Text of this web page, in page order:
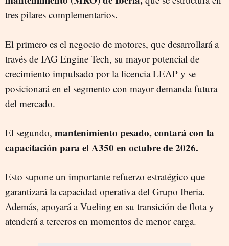
tres pilares complementarios.
El primero es el negocio de motores, que desarrollará a
través de IAG Engine Tech, su mayor potencial de
crecimiento impulsado por la licencia LEAP y se
posicionará en el segmento con mayor demanda futura
del mercado.
El segundo, mantenimiento pesado, contará con la
capacitación para el A350 en octubre de 2026.
Esto supone un importante refuerzo estratégico que
garantizará la capacidad operativa del Grupo Iberia.
Además, apoyará a Vueling en su transición de flota y
atenderá a terceros en momentos de menor carga.